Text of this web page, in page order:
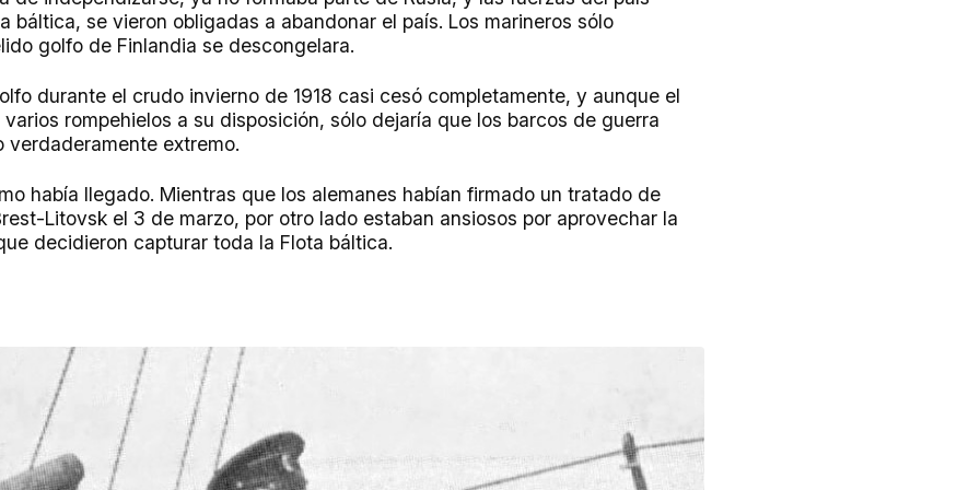
báltica, se vieron obligadas a abandonar el país. Los marineros sólo
golfo de Finlandia se descongelara.
durante el crudo invierno de 1918 casi cesó completamente, y aunque el
rompehielos a su disposición, sólo dejaría que los barcos de guerra
verdaderamente extremo.
había llegado. Mientras que los alemanes habían firmado un tratado de
Litovsk el 3 de marzo, por otro lado estaban ansiosos por aprovechar la
decidieron capturar toda la Flota báltica.